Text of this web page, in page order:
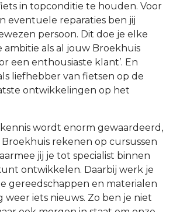
in topconditie te houden. Voor
eventuele reparaties ben jij
persoon. Dit doe je elke
als al jouw Broekhuis
een enthousiaste klant’. En
liefhebber van fietsen op de
ontwikkelingen op het
wordt enorm gewaardeerd,
rekenen op cursussen
jij je tot specialist binnen
ontwikkelen. Daarbij werk je
gereedschappen en materialen
weer iets nieuws. Zo ben je niet